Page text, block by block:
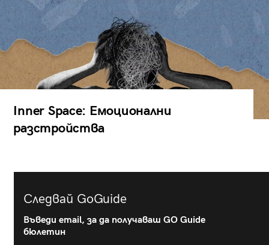
Inner Space: Емоционални
разстройства
Следвай GoGuide
Въведи email, за да получаваш GO Guide
бюлетин